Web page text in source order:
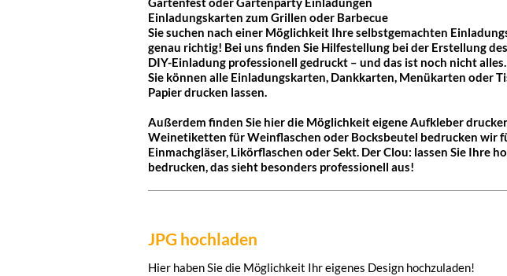
Einladungskarten zum Grillen oder Barbecue
Sie suchen nach einer Möglichkeit Ihre selbstgemachten
genau richtig! Bei uns finden Sie Hilfestellung bei der Erstellung
DIY-Einladung professionell gedruckt – und das ist noch nicht
Sie können alle Einladungskarten, Dankkarten, Menükarten oder
Papier drucken lassen.
Außerdem finden Sie hier die Möglichkeiteigene Aufkleber
Weinetiketten für Weinflaschen oder Bocksbeutel bedrucken wir
Einmachgläser, Likörflaschen oder Sekt. Der Clou: lassen Sie Ihre
bedrucken, das sieht besonders professionell aus!
JPG hochladen
Hier haben Sie die Möglichkeit Ihr eigenes Design hochzuladen!